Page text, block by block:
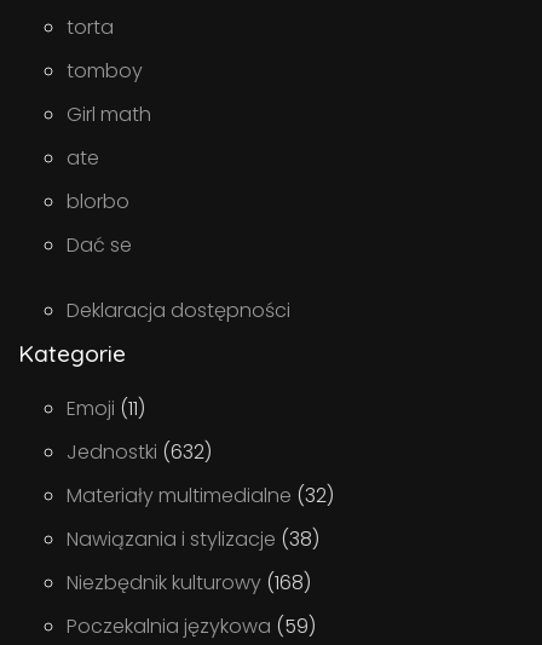
torta
tomboy
Girl math
ate
blorbo
Dać se
Deklaracja dostępności
Kategorie
Emoji (11)
Jednostki (632)
Materiały multimedialne (32)
Nawiązania i stylizacje (38)
Niezbędnik kulturowy (168)
Poczekalnia językowa (59)